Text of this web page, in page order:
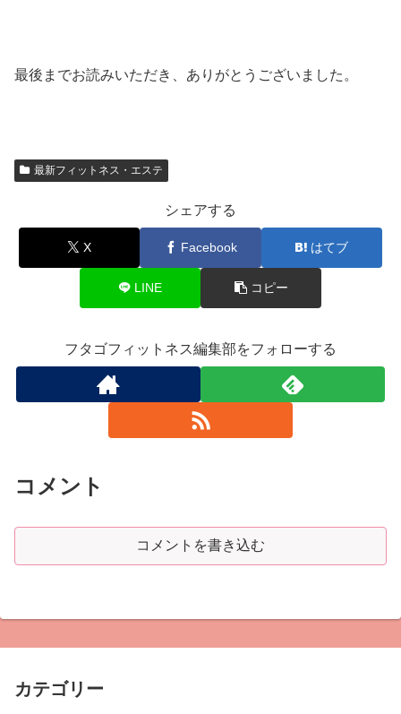
最後までお読みいただき、ありがとうございました。
最新フィットネス・エステ
シェアする
X Facebook はてブ
LINE コピー
フタゴフィットネス編集部をフォローする
コメント
コメントを書き込む
カテゴリー